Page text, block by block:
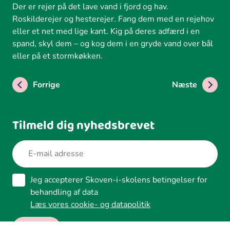
Der er rejer på det lave vand i fjord og hav.
Roskilderejer og hesterejer. Fang dem med en rejehov
eller et net med lige kant. Kig på deres adfærd i en
spand, skyl dem – og kog dem i en gryde vand over bål
eller på et stormkøkken.
Forrige Næste
Tilmeld dig nyhedsbrevet
Jeg accepterer Skoven-i-skolens betingelser for
behandling af data
Læs vores cookie- og datapolitik